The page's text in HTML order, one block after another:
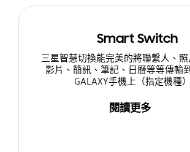
Smart Switch
三星智慧切換能完美的將聯繫人、照
影片、簡訊、筆記、日曆等等傳輸
GALAXY手機上（指定機種
閱讀更多